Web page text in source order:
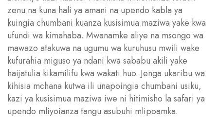
zenu na kuna hali ya amani na upendo kabla ya
kuingia chumbani kuanza kusisimua maziwa yake kwa
ufundi wa kimahaba. Mwanamke aliye na msongo wa
mawazo atakuwa na ugumu wa kuruhusu mwili wake
kufurahia miguso ya ndani kwa sababu akili yake
haijatulia kikamilifu kwa wakati huo. Jenga ukaribu wa
kihisia mchana kutwa ili unapoingia chumbani usiku,
kazi ya kusisimua maziwa iwe ni hitimisho la safari ya
upendo mliyoianza tangu asubuhi mlipoamka.